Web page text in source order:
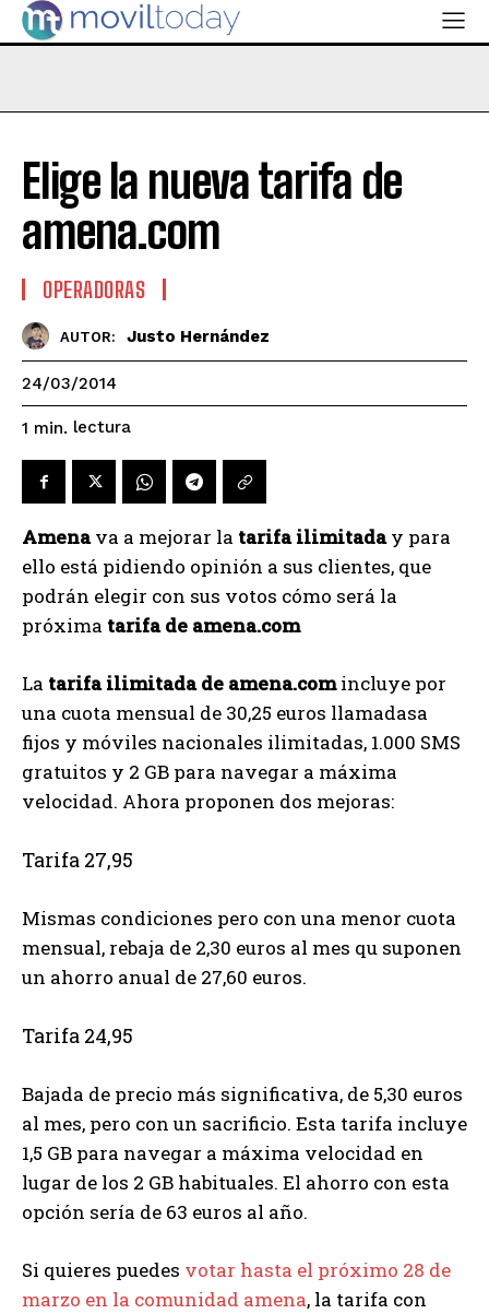
Elige la nueva tarifa de
amena.com
OPERADORAS
AUTOR: Justo Hernández
24/03/2014
1 min. lectura
Amenava a mejorar la tarifa ilimitaday para
ello está pidiendo opinión a sus clientes, que
podrán elegir con sus votos cómo será la
próxima tarifa de amena.com
La tarifa ilimitada de amena.comincluye por
una cuota mensual de 30,25 euros llamadasa
fijos y móviles nacionales ilimitadas, 1.000 SMS
gratuitos y 2 GB para navegar a máxima
velocidad. Ahora proponen dos mejoras:
Tarifa 27,95
Mismas condiciones pero con una menor cuota
mensual, rebaja de 2,30 euros al mes qu suponen
un ahorro anual de 27,60 euros.
Tarifa 24,95
Bajada de precio más significativa, de 5,30 euros
al mes, pero con un sacrificio. Esta tarifa incluye
1,5 GB para navegar a máxima velocidad en
lugar de los 2 GB habituales. El ahorro con esta
opción sería de 63 euros al año.
Si quieres puedes votar hasta el próximo 28 de
marzo en la comunidad amena, la tarifa con